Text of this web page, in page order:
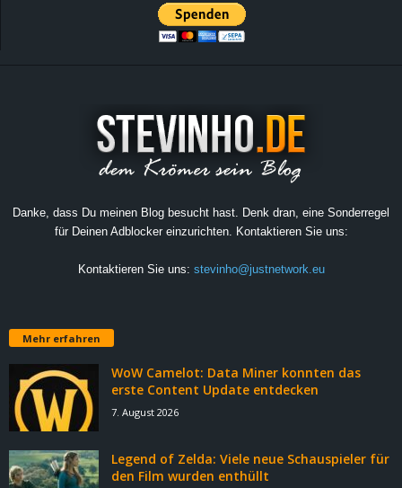
Danke, dass Du meinen Blog besucht hast. Denk dran, eine Sonderregel
für Deinen Adblocker einzurichten. Kontaktieren Sie uns:
Kontaktieren Sie uns: stevinho@justnetwork.eu
Mehr erfahren
WoW Camelot: Data Miner konnten das
erste Content Update entdecken
7. August 2026
Legend of Zelda: Viele neue Schauspieler für
den Film wurden enthüllt